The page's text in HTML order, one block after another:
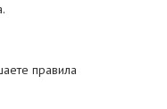
правила